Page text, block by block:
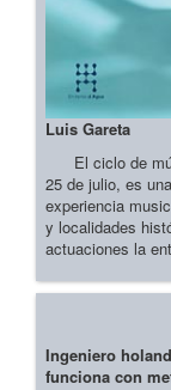
Luis Gareta
El ciclo de
25 de julio, es
experiencia
y localidades
actuaciones la
Ingeniero
funciona con